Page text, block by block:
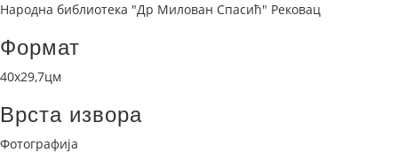
Народна библиотека "Др Милован Спасић" Рековац
Формат
40х29,7цм
Врста извора
Фотографија